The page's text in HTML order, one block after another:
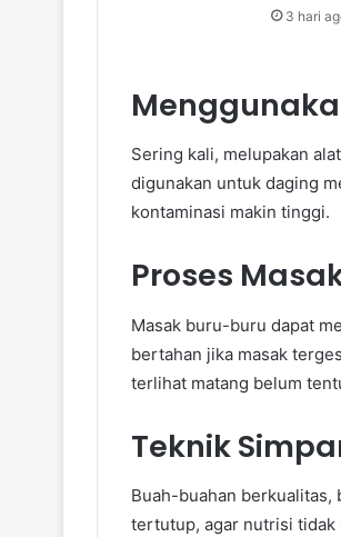
3 hari
Sering kali, melupakan
digunakan untuk daging
kontaminasi makin tinggi.
Proses
Masak buru-buru dapat
bertahan jika masak
terlihat matang belum
Teknik
Buah-buahan berkualitas,
tertutup, agar nutrisi tidak